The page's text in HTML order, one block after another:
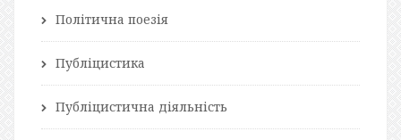
Політична поезія
Публіцистика
Публіцистична діяльність